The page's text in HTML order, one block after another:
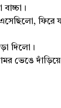
ফিরে
দিলো।
ভেঙে